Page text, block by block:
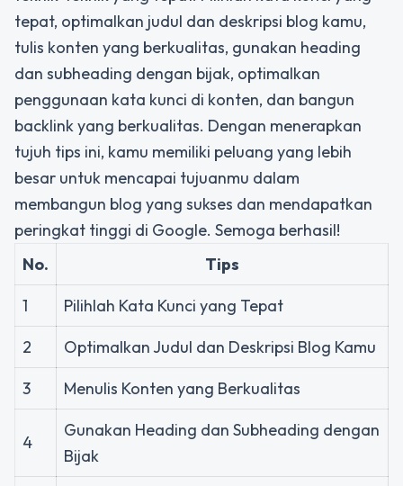
tepat, optimalkan judul dan deskripsi blog kamu,
tulis konten yang berkualitas, gunakan heading
dan subheading dengan bijak, optimalkan
penggunaan kata kunci di konten, dan bangun
backlink yang berkualitas. Dengan menerapkan
tujuh tips ini, kamu memiliki peluang yang lebih
besar untuk mencapai tujuanmu dalam
membangun blog yang sukses dan mendapatkan
peringkat tinggi di Google. Semoga berhasil!
No.
Tips
1
Pilihlah Kata Kunci yang Tepat
2
Optimalkan Judul dan Deskripsi Blog Kamu
3
Menulis Konten yang Berkualitas
4
Gunakan Heading dan Subheading dengan
Bijak